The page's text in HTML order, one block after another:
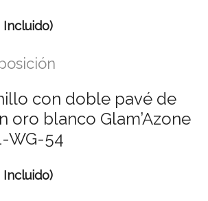
Incluido)
con doble pavé de
oro blanco Glam’Azone
WG-54
Incluido)